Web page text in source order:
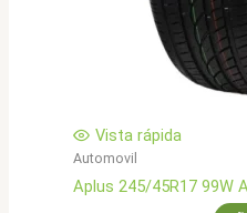
Vista rápida
Automovil
Aplus 245/45R17 99W